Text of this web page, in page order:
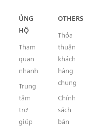
ỦNG
HỘ
Tham
quan
nhanh
Trung
tâm
trợ
giúp
OTHERS
Thỏa
thuận
khách
hàng
chung
Chính
sách
bán